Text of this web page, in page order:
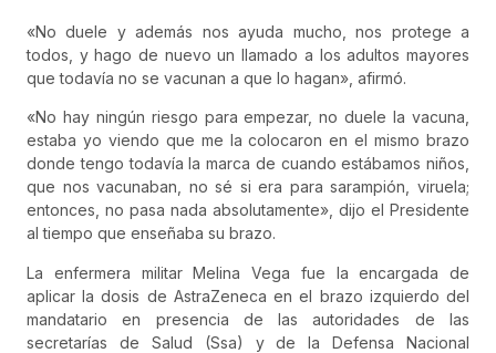
«No duele y además nos ayuda mucho, nos protege a
todos, y hago de nuevo un llamado a los adultos mayores
que todavía no se vacunan a que lo hagan», afirmó.
«No hay ningún riesgo para empezar, no duele la vacuna,
estaba yo viendo que me la colocaron en el mismo brazo
donde tengo todavía la marca de cuando estábamos niños,
que nos vacunaban, no sé si era para sarampión, viruela;
entonces, no pasa nada absolutamente», dijo el Presidente
al tiempo que enseñaba su brazo.
La enfermera militar Melina Vega fue la encargada de
aplicar la dosis de AstraZeneca en el brazo izquierdo del
mandatario en presencia de las autoridades de las
secretarías de Salud (Ssa) y de la Defensa Nacional